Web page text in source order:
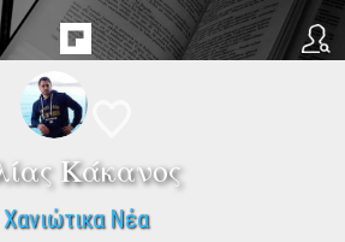
Κάκανος
Χανιώτικα Νέα